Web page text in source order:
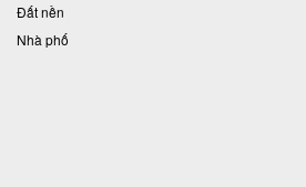
Đất nền
Nhà phố